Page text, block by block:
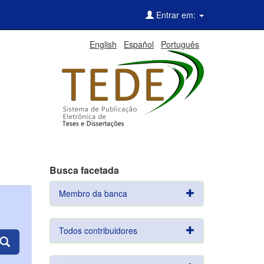
Entrar em:
English Español Português
Busca facetada
Membro da banca
Todos contribuidores